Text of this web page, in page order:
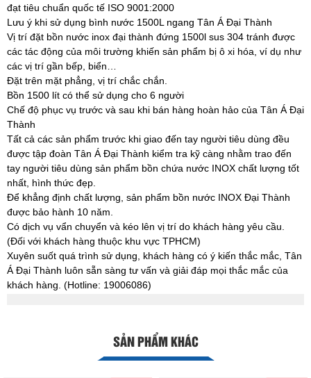
đạt tiêu chuẩn quốc tế ISO 9001:2000
Lưu ý khi sử dụng bình nước 1500L ngang Tân Á Đại Thành
Vị trí đặt bồn nước inox đại thành đứng 1500l sus 304 tránh được
các tác động của môi trường khiến sản phẩm bị ô xi hóa, ví dụ như
các vị trí gần bếp, biển…
Đặt trên mặt phẳng, vị trí chắc chắn.
Bồn 1500 lít có thể sử dụng cho 6 người
Chế độ phục vụ trước và sau khi bán hàng hoàn hảo của Tân Á Đại
Thành
Tất cả các sản phẩm trước khi giao đến tay người tiêu dùng đều
được tập đoàn Tân Á Đại Thành kiểm tra kỹ càng nhằm trao đến
tay người tiêu dùng sản phẩm bồn chứa nước INOX chất lượng tốt
nhất, hình thức đẹp.
Để khẳng định chất lượng, sản phẩm bồn nước INOX Đại Thành
được bảo hành 10 năm.
Có dịch vụ vẩn chuyển và kéo lên vị trí do khách hàng yêu cầu.
(Đối với khách hàng thuộc khu vực TPHCM)
Xuyên suốt quá trình sử dụng, khách hàng có ý kiến thắc mắc, Tân
Á Đại Thành luôn sẵn sàng tư vấn và giải đáp mọi thắc mắc của
khách hàng. (Hotline: 19006086)
SẢN PHẨM KHÁC